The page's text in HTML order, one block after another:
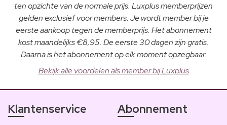
ten opzichte van de normale prijs. Luxplus memberprijzen
gelden exclusief voor members. Je wordt member bij je
eerste aankoop tegen de memberprijs. Het abonnement
kost maandelijks €8,95. De eerste 30 dagen zijn gratis.
Daarna is het abonnement op elk moment opzegbaar.
Bekijk alle voordelen als member bij Luxplus
Klantenservice Abonnement